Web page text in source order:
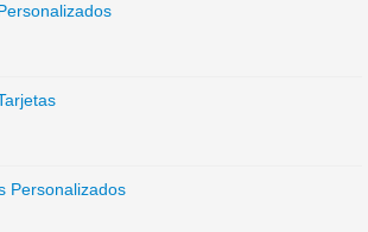
Personalizados